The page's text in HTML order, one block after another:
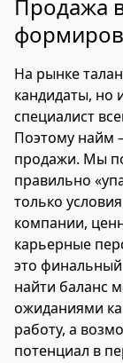
Продажа
На рынке
кандидаты, но
специалист
Поэтому найм
продажи. Мы
правильно
только
компании,
карьерные
это
найти баланс
ожиданиями
работу, а
потенциал в